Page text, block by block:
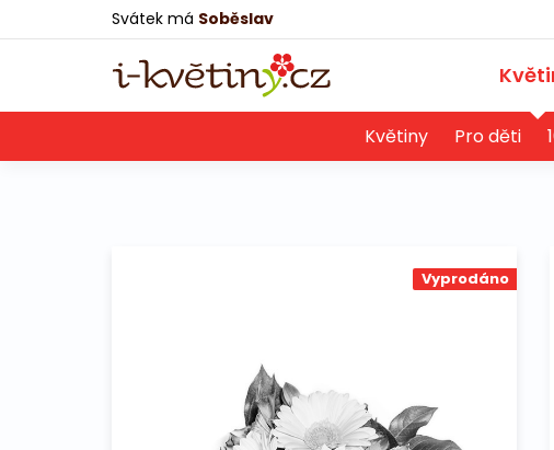
Svátek má Soběslav
Květiny Pro děti
Vyprodáno